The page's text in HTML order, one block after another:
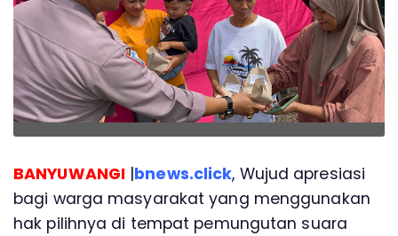
BANYUWANGI |bnews.click, Wujud apresiasi
bagi warga masyarakat yang menggunakan
hak pilihnya di tempat pemungutan suara